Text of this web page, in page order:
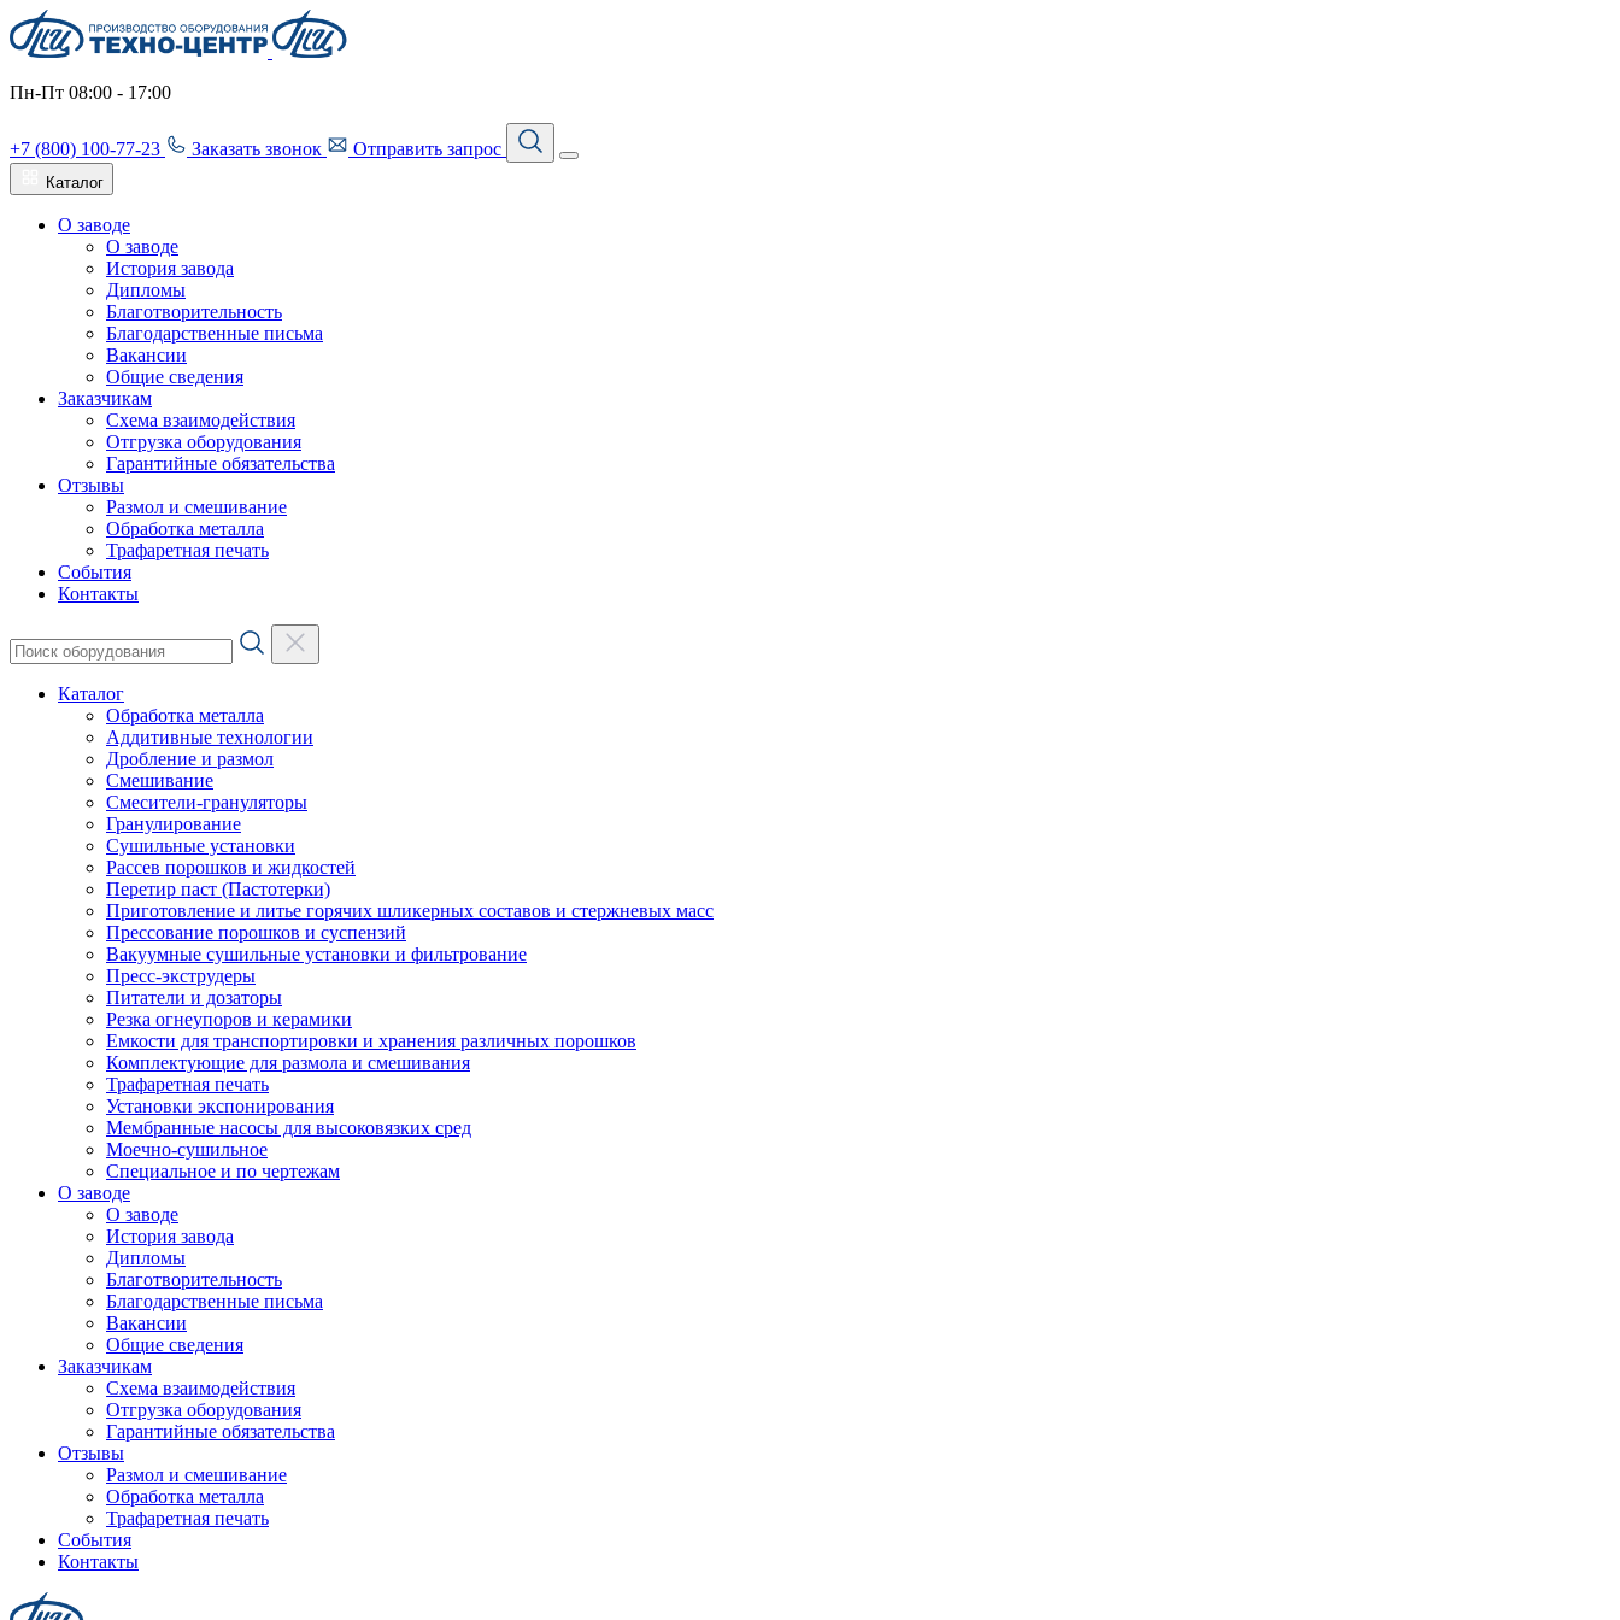
Пн-Пт 08:00 - 17:00
+7 (800) 100-77-23 Заказать звонок Отправить запрос
Каталог
О заводе
О заводе
История завода
Дипломы
Благотворительность
Благодарственные письма
Вакансии
Общие сведения
Заказчикам
Схема взаимодействия
Отгрузка оборудования
Гарантийные обязательства
Отзывы
Размол и смешивание
Обработка металла
Трафаретная печать
События
Контакты
Каталог
Обработка металла
Аддитивные технологии
Дробление и размол
Смешивание
Смесители-грануляторы
Гранулирование
Сушильные установки
Рассев порошков и жидкостей
Перетир паст (Пастотерки)
Приготовление и литье горячих шликерных составов и стержневых масс
Прессование порошков и суспензий
Вакуумные сушильные установки и фильтрование
Пресс-экструдеры
Питатели и дозаторы
Резка огнеупоров и керамики
Емкости для транспортировки и хранения различных порошков
Комплектующие для размола и смешивания
Трафаретная печать
Установки экспонирования
Мембранные насосы для высоковязких сред
Моечно-сушильное
Специальное и по чертежам
О заводе
О заводе
История завода
Дипломы
Благотворительность
Благодарственные письма
Вакансии
Общие сведения
Заказчикам
Схема взаимодействия
Отгрузка оборудования
Гарантийные обязательства
Отзывы
Размол и смешивание
Обработка металла
Трафаретная печать
События
Контакты